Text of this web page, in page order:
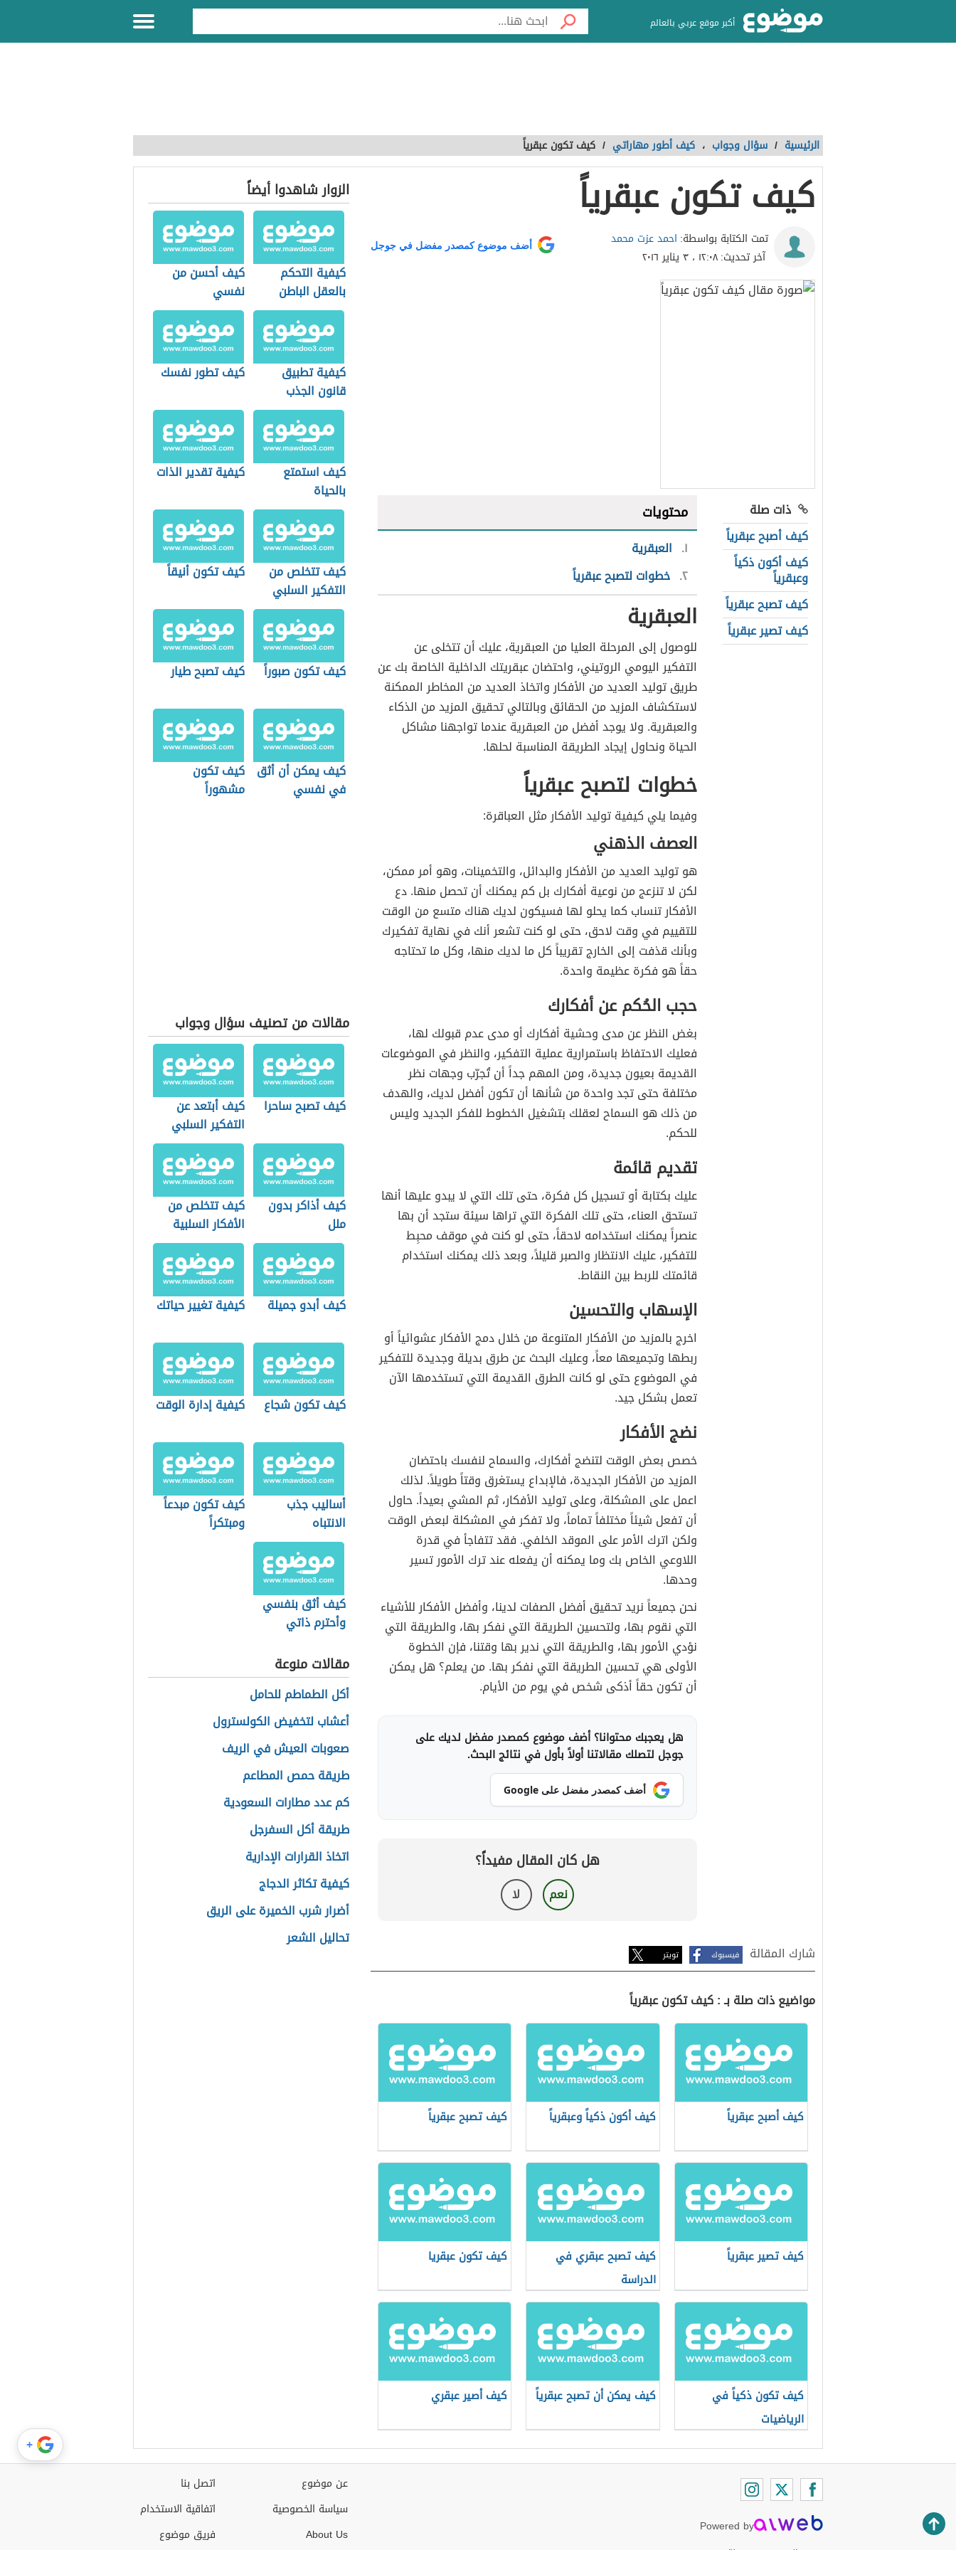
أكبر موقع عربي بالعالم
الرئيسية / سؤال وجواب ، كيف أطور مهاراتي / كيف تكون عبقرياً
كيف تكون عبقرياً
تمت الكتابة بواسطة: احمد عزت محمد
آخر تحديث:١٢:٠٨ ، ٣ يناير ٢٠١٦
أضف موضوع كمصدر مفضل في جوجل
ذات صلة
كيف أصبح عبقرياً
كيف أكون ذكياً
وعبقرياً
كيف تصبح عبقرياً
كيف تصير عبقرياً
محتويات
١ العبقرية
٢ خطوات لتصبح عبقرياً
العبقرية
للوصول إلى المرحلة العليا من العبقرية، عليك أن تتخلى عن
التفكير اليومي الروتيني، واحتضان عبقريتك الداخلية الخاصة بك عن
طريق توليد العديد من الأفكار واتخاذ العديد من المخاطر الممكنة
لاستكشاف المزيد من الحقائق وبالتالي تحقيق المزيد من الذكاء
والعبقرية. ولا يوجد أفضل من العبقرية عندما تواجهنا مشاكل
الحياة ونحاول إيجاد الطريقة المناسبة لحلها.
خطوات لتصبح عبقرياً
وفيما يلي كيفية توليد الأفكار مثل العباقرة:
العصف الذهني
هو توليد العديد من الأفكار والبدائل، والتخمينات، وهو أمر ممكن،
لكن لا تنزعج من نوعية أفكارك بل كم يمكنك أن تحصل منها. دع
الأفكار تنساب كما يحلو لها فسيكون لديك هناك متسع من الوقت
للتقييم في وقت لاحق، حتى لو كنت تشعر أنك في نهاية تفكيرك
وبأنك قذفت إلى الخارج تقريباً كل ما لديك منها، وكل ما تحتاجه
حقاً هو فكرة عظيمة واحدة.
حجب الحُكم عن أفكارك
بغض النظر عن مدى وحشية أفكارك أو مدى عدم قبولك لها،
فعليك الاحتفاظ باستمرارية عملية التفكير، والنظر في الموضوعات
القديمة بعيون جديدة، ومن المهم جداً أن تُجرّب وجهات نظر
مختلفة حتى تجد واحدة من شأنها أن تكون أفضل لديك، والهدف
من ذلك هو السماح لعقلك بتشغيل الخطوط للفكر الجديد وليس
للحكم.
تقديم قائمة
عليك بكتابة أو تسجيل كل فكرة، حتى تلك التي لا يبدو عليها أنها
تستحق العناء، حتى تلك الفكرة التي تراها سيئة ستجد أن بها
عنصراً يمكنك استخدامه لاحقاً، حتى لو كنت في موقف محبِط
للتفكير، عليك الانتظار والصبر قليلاً، وبعد ذلك يمكنك استخدام
قائمتك للربط بين النقاط.
الإسهاب والتحسين
اخرج بالمزيد من الأفكار المتنوعة من خلال دمج الأفكار عشوائياً أو
ربطها وتجميعها معاً، وعليك البحث عن طرق بديلة وجديدة للتفكير
في الموضوع حتى لو كانت الطرق القديمة التي تستخدمها الآن
تعمل بشكل جيد.
نضج الأفكار
خصص بعض الوقت لتنضج أفكارك، والسماح لنفسك باحتضان
المزيد من الأفكار الجديدة، فالإبداع يستغرق وقتاً طويلاً. لذلك
اعمل على المشكلة، وعلى توليد الأفكار، ثم المشي بعيداً. حاول
أن تفعل شيئاً مختلفاً تماماً، ولا تفكر في المشكلة لبعض الوقت
ولكن اترك الأمر على الموقد الخلفي. فقد تتفاجأ في قدرة
اللاوعي الخاص بك وما يمكنه أن يفعله عند ترك الأمور تسير
وحدها.
نحن جميعاً نريد تحقيق أفضل الصفات لدينا، وأفضل الأفكار للأشياء
التي نقوم بها، ولتحسين الطريقة التي نفكر بها، والطريقة التي
نؤدي الأمور بها، والطريقة التي ندير بها وقتنا، فإن الخطوة
الأولى هي تحسين الطريقة التي نفكر بها. من يعلم؟ هل يمكن
أن تكون حقاً أذكى شخص في يوم من الأيام.
هل يعجبك محتوانا؟ أضف موضوع كمصدر مفضل لديك على
جوجل لتصلك مقالاتنا أولاً بأول في نتائج البحث.
أضف كمصدر مفضل على Google
هل كان المقال مفيداً؟
نعم لا
شارك المقالة فيسبوك تويتر
مواضيع ذات صلة بـ : كيف تكون عبقرياً
كيف أصبح عبقرياً كيف أكون ذكياً وعبقرياً كيف تصبح عبقرياً
كيف تصير عبقرياً
كيف تصبح عبقري في
الدراسة
كيف تكون عبقريا
كيف تكون ذكياً في
الرياضيات
كيف يمكن أن تصبح عبقرياً كيف أصير عبقري
الزوار شاهدوا أيضاً
كيفية التحكم
بالعقل الباطن
كيف أحسن من
نفسي
كيفية تطبيق
قانون الجذب
كيف تطور نفسك
كيف استمتع
بالحياة
كيفية تقدير الذات
كيف تتخلص من
التفكير السلبي
كيف تكون أنيقاً
كيف تكون صبوراً كيف تصبح طيار
كيف يمكن أن أثق
في نفسي
كيف تكون
مشهوراً
مقالات من تصنيف سؤال وجواب
كيف تصبح ساحرا
كيف أبتعد عن
التفكير السلبي
كيف أذاكر بدون
ملل
كيف تتخلص من
الأفكار السلبية
كيف أبدو جميلة كيفية تغيير حياتك
كيف تكون شجاع كيفية إدارة الوقت
أساليب جذب
الانتباه
كيف تكون مبدعاً
ومبتكراً
كيف أثق بنفسي
وأحترم ذاتي
مقالات منوعة
أكل الطماطم للحامل
أعشاب لتخفيض الكولسترول
صعوبات العيش في الريف
طريقة حمص المطاعم
كم عدد مطارات السعودية
طريقة أكل السفرجل
اتخاذ القرارات الإدارية
كيفية تكاثر الدجاج
أضرار شرب الخميرة على الريق
تحاليل الشعر
Powered by
اتصل بنا
اتفاقية الاستخدام
فريق موضوع
عن موضوع
سياسة الخصوصية
About Us
+